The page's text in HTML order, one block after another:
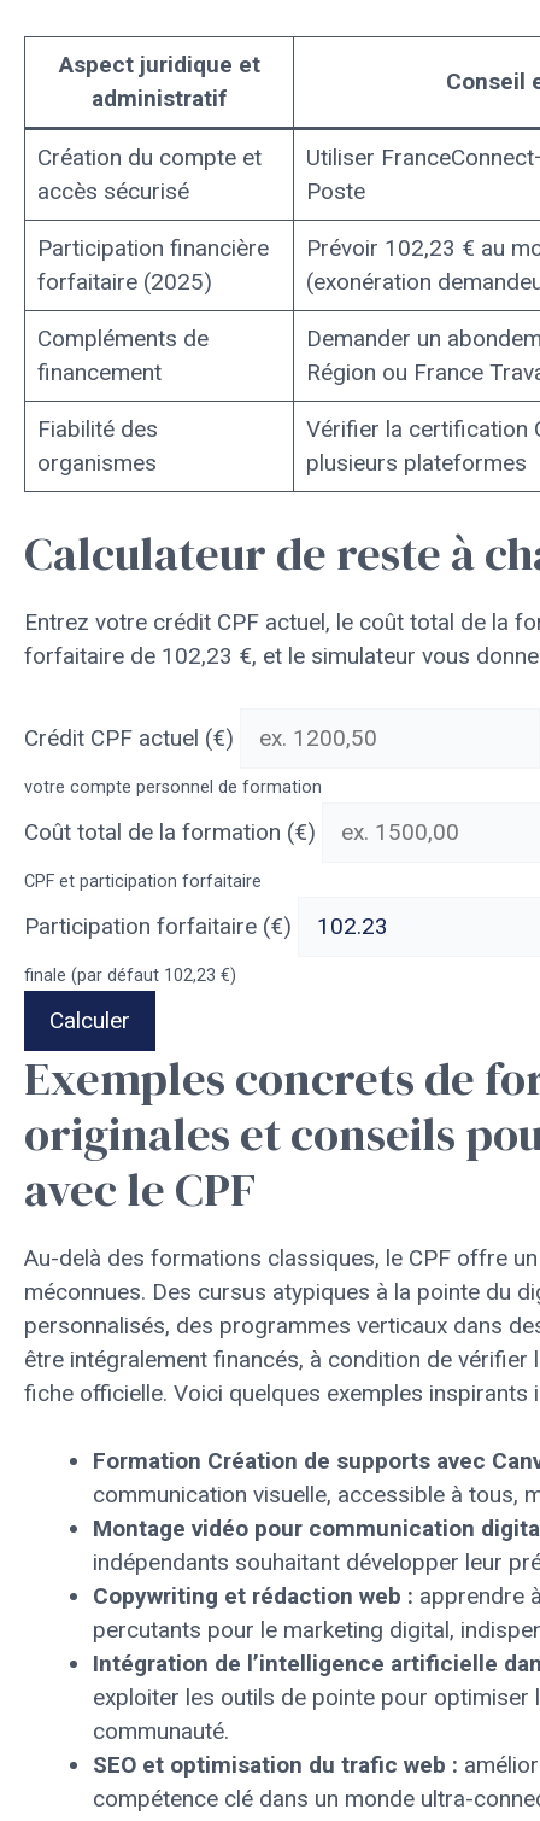
Aspect juridique et
administratif
Conseil
Création du compte et
accès sécurisé
Utiliser
Poste
Participation financière
forfaitaire (2025)
Prévoir 102,23 € au
(exonération
Compléments de
financement
Demander un
Région ou France
Fiabilité des
organismes
Vérifier la certification
plusieurs plateformes
Calculateur de reste à
Entrez votre crédit CPF actuel, le coût total de la
forfaitaire de 102,23 €, et le simulateur vous
Crédit CPF actuel (€)
votre compte personnel de formation
Coût total de la formation (€)
CPF et participation forfaitaire
Participation forfaitaire (€)
finale (par défaut 102,23 €)
Calculer
Exemples concrets de
originales et conseils
avec le CPF
Au-delà des formations classiques, le CPF offre
méconnues. Des cursus atypiques à la pointe du
personnalisés, des programmes verticaux dans
être intégralement financés, à condition de vérifier
fiche officielle. Voici quelques exemples inspirants
Formation Création de supports avec
communication visuelle, accessible à tous,
Montage vidéo pour communication
indépendants souhaitant développer leur
Copywriting et rédaction web : apprendre
percutants pour le marketing digital,
Intégration de l’intelligence artificielle
exploiter les outils de pointe pour optimiser
communauté.
SEO et optimisation du trafic web :
compétence clé dans un monde ultra-